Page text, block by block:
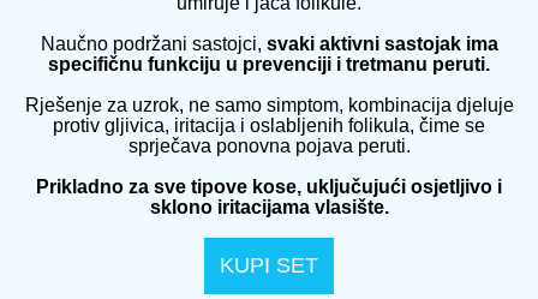
Naučno podržani sastojci, svaki aktivni sastojak ima
specifičnu funkciju u prevenciji i tretmanu peruti.
Rješenje za uzrok, ne samo simptom, kombinacija djeluje
protiv gljivica, iritacija i oslabljenih folikula, čime se
sprječava ponovna pojava peruti.
Prikladno za sve tipove kose, uključujući osjetljivo i
sklono iritacijama vlasište.
KUPI SET